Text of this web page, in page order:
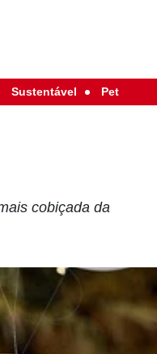
Sustentável Pet
cobiçada da